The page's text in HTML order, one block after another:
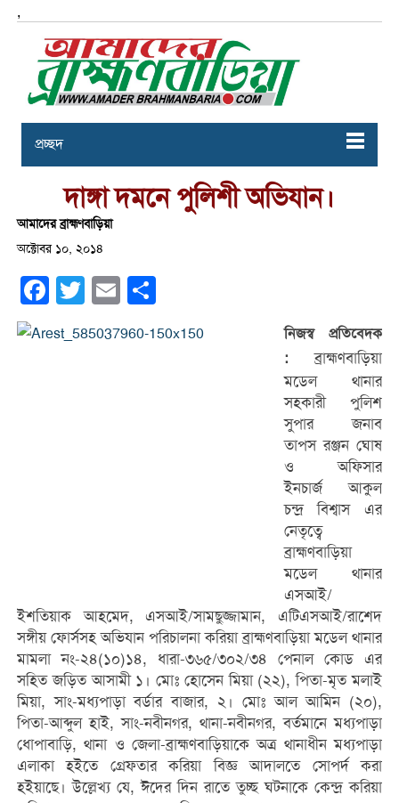
,
প্রচ্ছদ
দাঙ্গা দমনে পুলিশী অভিযান।
আমাদের ব্রাহ্মণবাড়িয়া
অক্টোবর ১০, ২০১৪
Facebook
Twitter Email
নিজস্ব প্রতিবেদক
:ব্রাহ্মণবাড়িয়া
মডেল থানার
সহকারী পুলিশ
সুপার জনাব
তাপস রঞ্জন ঘোষ
ও অফিসার
ইনচার্জ আকুল
চন্দ্র বিশ্বাস এর
নেতৃত্বে
ব্রাহ্মণবাড়িয়া
মডেল থানার
এসআই/
ইশতিয়াক আহমেদ, এসআই/সামছুজ্জামান, এটিএসআই/রাশেদ
সঙ্গীয় ফোর্সসহ অভিযান পরিচালনা করিয়া ব্রাহ্মণবাড়িয়া মডেল থানার
মামলা নং-২৪(১০)১৪, ধারা-৩৬৫/৩০২/৩৪ পেনাল কোড এর
সহিত জড়িত আসামী ১। মোঃ হোসেন মিয়া (২২), পিতা-মৃত মলাই
মিয়া, সাং-মধ্যপাড়া বর্ডার বাজার, ২। মোঃ আল আমিন (২০),
পিতা-আব্দুল হাই, সাং-নবীনগর, থানা-নবীনগর, বর্তমানে মধ্যপাড়া
ধোপাবাড়ি, থানা ও জেলা-ব্রাহ্মণবাড়িয়াকে অত্র থানাধীন মধ্যপাড়া
এলাকা হইতে গ্রেফতার করিয়া বিজ্ঞ আদালতে সোপর্দ করা
হইয়াছে। উল্লেখ্য যে, ঈদের দিন রাতে তুচ্ছ ঘটনাকে কেন্দ্র করিয়া